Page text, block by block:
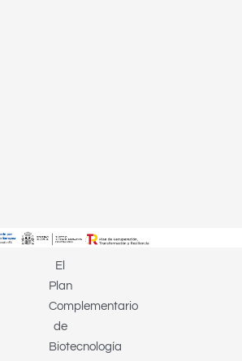
El
Plan
Complementario
de
Biotecnología